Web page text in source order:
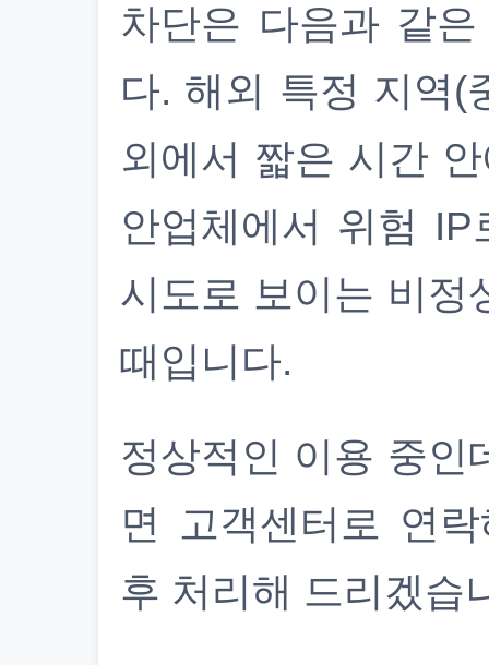
차단은 다음과 같
다. 해외 특정 지역(
외에서 짧은 시간
안업체에서 위험
시도로 보이는 비정
때입니다.
정상적인 이용 중인
면 고객센터로 연
후 처리해 드리겠습